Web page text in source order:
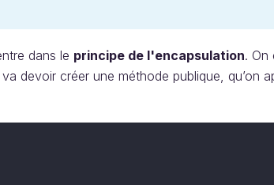
dans le principe de l'encapsulation. On
devoir créer une méthode publique, qu’on